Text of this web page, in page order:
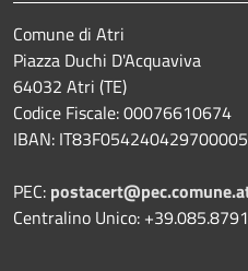
Comune di Atri
Piazza Duchi D'Acquaviva
64032 Atri (TE)
Codice Fiscale: 00076610674
IBAN:
PEC:
Centralino Unico: